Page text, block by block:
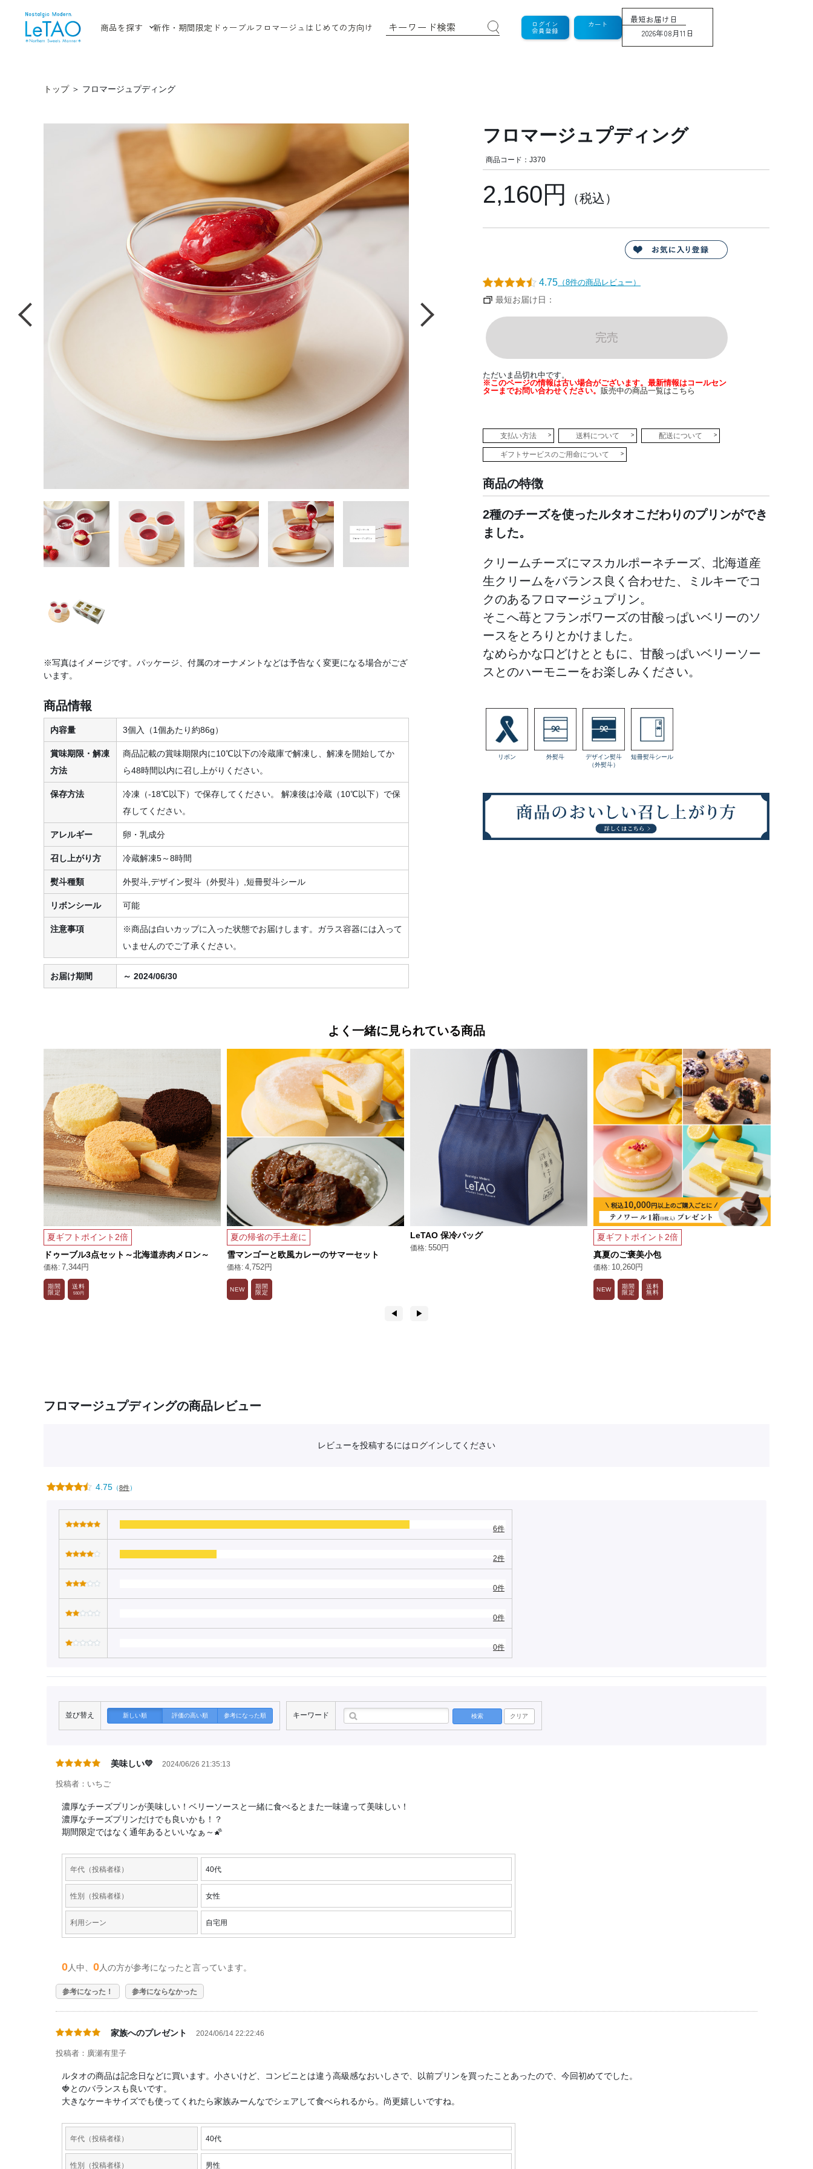
商品を探す 新作・期間限定 ドゥーブルフロマージュ はじめての方向け ログイン
会員登録
カート
最短お届け日
2026年08月11日
トップ ＞ フロマージュプディング
フロマージュプディング
商品コード：J370
2,160円 （税込）
4.75 （8件の商品レビュー）
最短お届け日：
完売
ただいま品切れ中です。
※このページの情報は古い場合がございます。最新情報はコールセン
ターまでお問い合わせください。 販売中の商品一覧はこちら
支払い方法 送料について 配送について
ギフトサービスのご用命について
商品の特徴
2種のチーズを使ったルタオこだわりのプリンができ
ました。
クリームチーズにマスカルポーネチーズ、北海道産
生クリームをバランス良く合わせた、ミルキーでコ
クのあるフロマージュプリン。
そこへ苺とフランボワーズの甘酸っぱいベリーのソ
ースをとろりとかけました。
なめらかな口どけとともに、甘酸っぱいベリーソー
スとのハーモニーをお楽しみください。
リボン 外熨斗
デザイン熨斗
（外熨斗）
短冊熨斗シール
※写真はイメージです。パッケージ、付属のオーナメントなどは予告なく変更になる場合がござ
います。
商品情報
内容量 3個入（1個あたり約86g）
賞味期限・解凍
方法
商品記載の賞味期限内に10℃以下の冷蔵庫で解凍し、解凍を開始してか
ら48時間以内に召し上がりください。
保存方法
冷凍（-18℃以下）で保存してください。 解凍後は冷蔵（10℃以下）で保
存してください。
アレルギー 卵・乳成分
召し上がり方 冷蔵解凍5～8時間
熨斗種類 外熨斗,デザイン熨斗（外熨斗）,短冊熨斗シール
リボンシール 可能
注意事項
※商品は白いカップに入った状態でお届けします。ガラス容器には入って
いませんのでご了承ください。
お届け期間 ～ 2024/06/30
よく一緒に見られている商品
夏ギフトポイント2倍
ドゥーブル3点セット～北海道赤肉メロン～
7,344円
期間
限定
送料
550円
夏の帰省の手土産に
雪マンゴーと欧風カレーのサマーセット
4,752円
NEW
期間
限定
LeTAO 保冷バッグ
550円
夏ギフトポイント2倍
真夏のご褒美小包
10,260円
NEW
期間
限定
送料
無料
◀︎ ▶︎
フロマージュプディングの商品レビュー
レビューを投稿するにはログイン してください
4.75 （8件）
6件
2件
0件
0件
0件
並び替え 新しい順 評価の高い順 参考になった順 キーワード 検索 クリア
美味しい💛 2024/06/26 21:35:13
投稿者：いちご
濃厚なチーズプリンが美味しい！ベリーソースと一緒に食べるとまた一味違って美味しい！
濃厚なチーズプリンだけでも良いかも！？
期間限定ではなく通年あるといいなぁ～🌠
年代（投稿者様） 40代
性別（投稿者様） 女性
利用シーン 自宅用
0人中、 0人の方が参考になったと言っています。
参考になった！ 参考にならなかった
家族へのプレゼント 2024/06/14 22:22:46
投稿者：廣瀬有里子
ルタオの商品は記念日などに買います。小さいけど、コンビニとは違う高級感なおいしさで、以前プリンを買ったことあったので、今回初めてでした。
🍓とのバランスも良いです。
大きなケーキサイズでも使ってくれたら家族みーんなでシェアして食べられるから。尚更嬉しいですね。
年代（投稿者様） 40代
性別（投稿者様） 男性